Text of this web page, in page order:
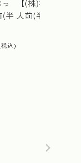
(半
【(株)将八】か
人前(半生・つゆ